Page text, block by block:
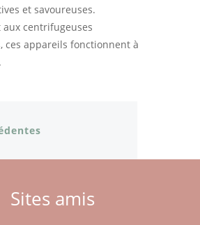
et savoureuses.
centrifugeuses
ces appareils fonctionnent à
Sites amis